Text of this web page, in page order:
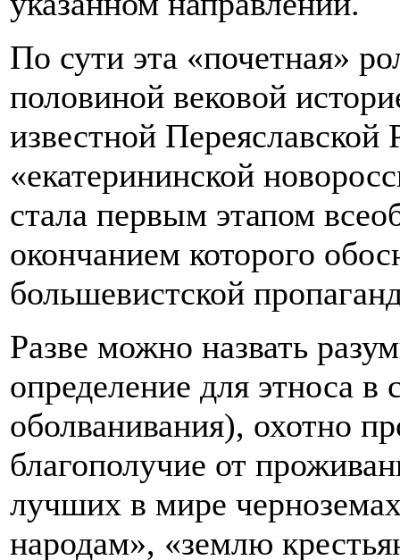
По сути эта «почетная»
половиной вековой
известной
«екатерининской
стала первым этапом
окончанием которого
большевистской
Разве можно назвать
определение для этноса в
оболванивания), охотно
благополучие от
лучших в мире
народам», «землю